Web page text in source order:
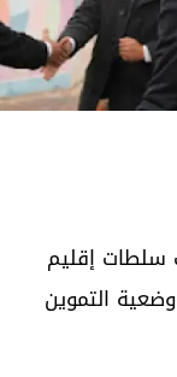
سلطات إقليم
التموين